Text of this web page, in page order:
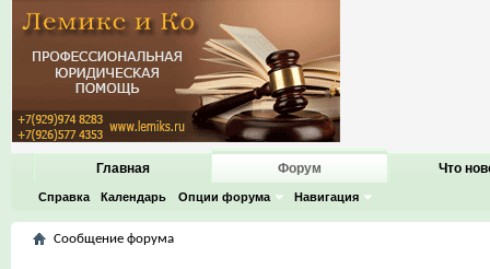
Главная Форум
Справка Календарь Опции форума Навигация
Что
Сообщение форума